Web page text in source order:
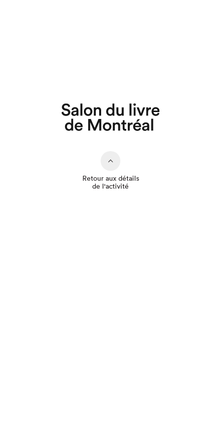
Retour aux détails
de l'activité